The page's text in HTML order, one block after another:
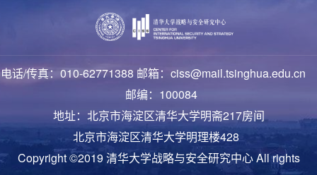
电话/传真：010-62771388 邮箱：ciss@mail.tsinghua.edu.cn
邮编：100084
地址：北京市海淀区清华大学明斋217房间
北京市海淀区清华大学明理楼428
Copyright ©2019 清华大学战略与安全研究中心 All rights